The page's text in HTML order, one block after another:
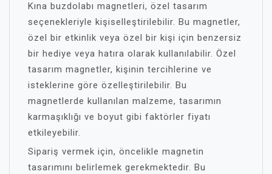
Kına buzdolabı magnetleri, özel tasarım
seçenekleriyle kişiselleştirilebilir. Bu magnetler,
özel bir etkinlik veya özel bir kişi için benzersiz
bir hediye veya hatıra olarak kullanılabilir. Özel
tasarım magnetler, kişinin tercihlerine ve
isteklerine göre özelleştirilebilir. Bu
magnetlerde kullanılan malzeme, tasarımın
karmaşıklığı ve boyut gibi faktörler fiyatı
etkileyebilir.
Sipariş vermek için, öncelikle magnetin
tasarımını belirlemek gerekmektedir. Bu